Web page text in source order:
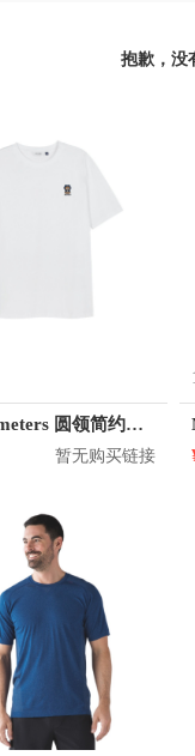
抱歉，没
KM/kilometers 圆领简约短袖T恤 M2X2108073
暂无购买链接